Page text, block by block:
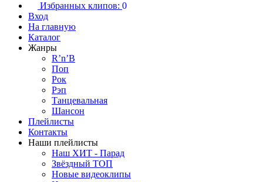
Избранных клипов: 0
Вход
На главную
Каталог
Жанры
R’n’B
Поп
Рок
Рэп
Танцевальная
Шансон
Плейлисты
Контакты
Наши плейлисты
Наш ХИТ - Парад
Звёздный ТОП
Новые видеоклипы